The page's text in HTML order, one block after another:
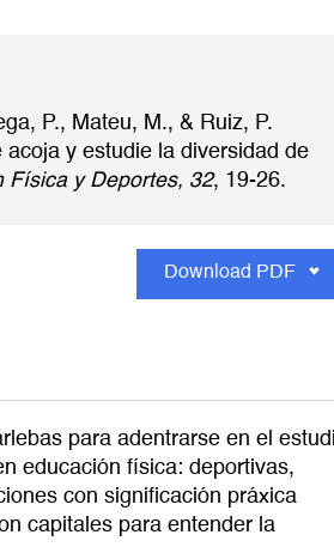
P., Mateu, M., & Ruiz, P.
y estudie la diversidad de
Física y Deportes, 32, 19-26.
Download PDF
para adentrarse en el
educación física: deportivas,
con significación práxica
capitales para entender la